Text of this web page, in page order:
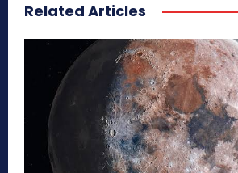
Related Articles